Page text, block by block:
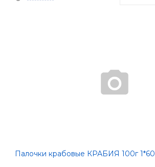
Палочки крабовые КРАБИЯ 100г 1*60